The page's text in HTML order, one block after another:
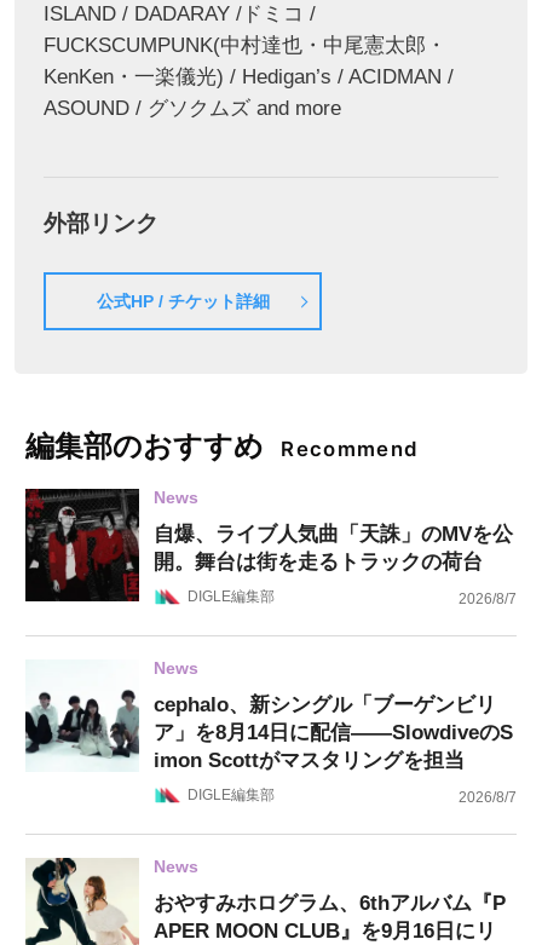
ISLAND / DADARAY /ドミコ /
FUCKSCUMPUNK(中村達也・中尾憲太郎・
KenKen・一楽儀光) / Hedigan’s / ACIDMAN /
ASOUND / グソクムズ and more
外部リンク
公式HP / チケット詳細
編集部のおすすめ Recommend
News
自爆、ライブ人気曲「天誅」のMVを公
開。舞台は街を走るトラックの荷台
DIGLE編集部 2026/8/7
News
cephalo、新シングル「ブーゲンビリ
ア」を8月14日に配信——SlowdiveのS
imon Scottがマスタリングを担当
DIGLE編集部 2026/8/7
News
おやすみホログラム、6thアルバム『P
APER MOON CLUB』を9月16日にリ